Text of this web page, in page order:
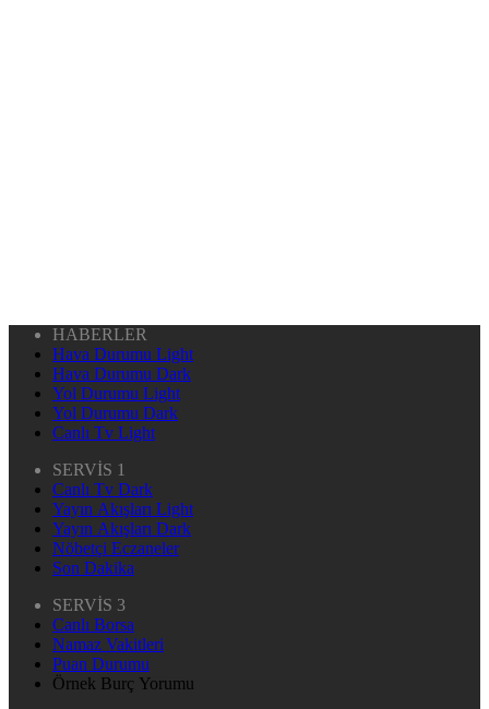
HABERLER
Hava Durumu Light
Hava Durumu Dark
Yol Durumu Light
Yol Durumu Dark
Canlı Tv Light
SERVİS 1
Canlı Tv Dark
Yayın Akışları Light
Yayın Akışları Dark
Nöbetçi Eczaneler
Son Dakika
SERVİS 3
Canlı Borsa
Namaz Vakitleri
Puan Durumu
Örnek Burç Yorumu